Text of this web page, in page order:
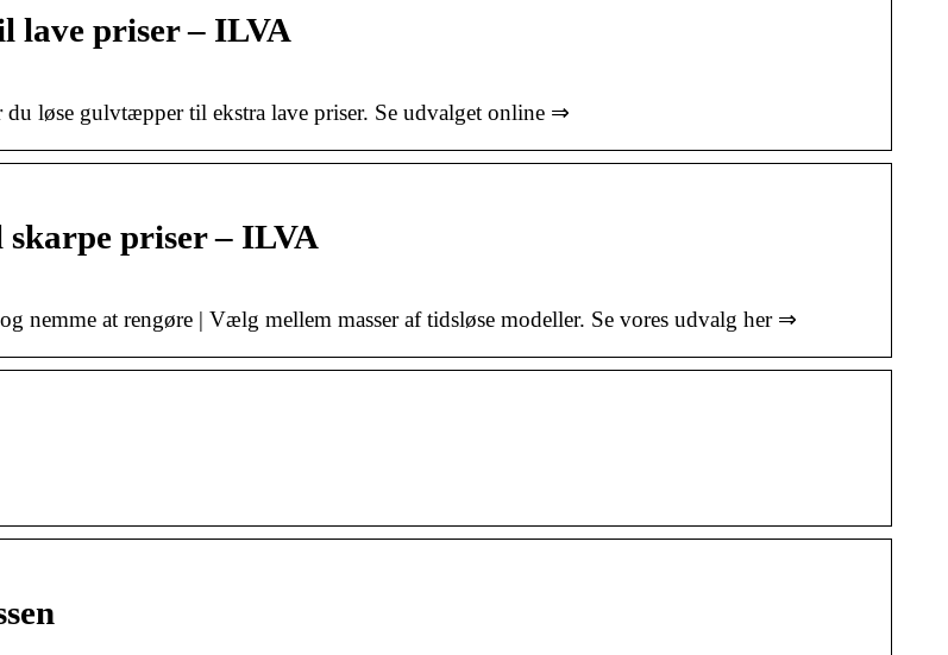
lave priser – ILVA
løse gulvtæpper til ekstra lave priser. Se udvalget online ⇒
priser – ILVA
nemme at rengøre | Vælg mellem masser af tidsløse modeller. Se vores udvalg her ⇒